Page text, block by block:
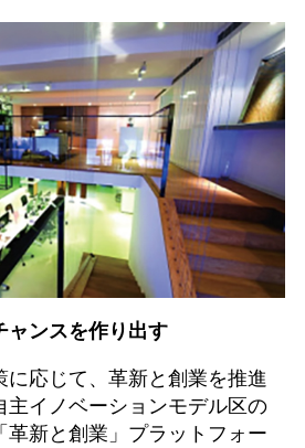
ャンスを作り出す
に応じて、革新と創業を推進
主イノベーションモデル区の
革新と創業」プラットフォー